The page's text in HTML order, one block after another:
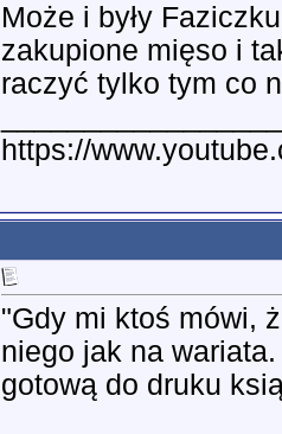
Może i były
zakupione mięso i
raczyć tylko tym co
https://
"Gdy mi ktoś mówi,
niego jak na
gotową do druku